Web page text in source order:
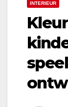
INTERIEUR